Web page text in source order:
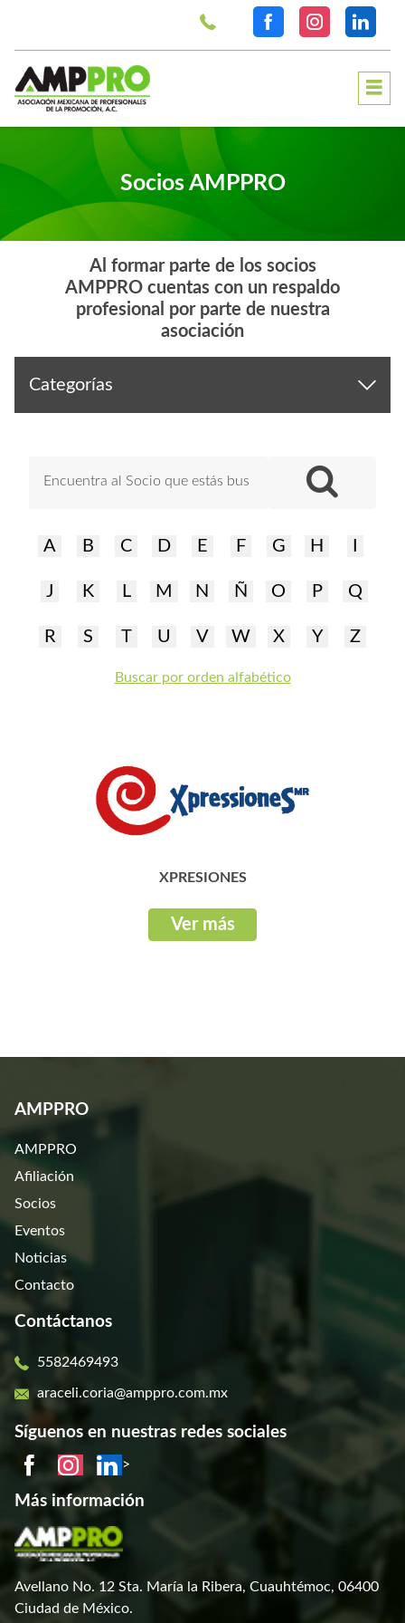
Socios AMPPRO
Al formar parte de los socios
AMPPRO cuentas con un respaldo
profesional por parte de nuestra
asociación
Categorías
A B C D E F G H
J K L M N Ñ O P Q
R S T U V W X Y Z
Buscar por orden alfabético
XPRESIONES
Ver más
AMPPRO
AMPPRO
Afiliación
Socios
Eventos
Noticias
Contacto
Contáctanos
5582469493
araceli.coria@amppro.com.mx
Síguenos en nuestras redes sociales
>
Más información
Avellano No. 12 Sta. María la Ribera, Cuauhtémoc, 06400
Ciudad de México.